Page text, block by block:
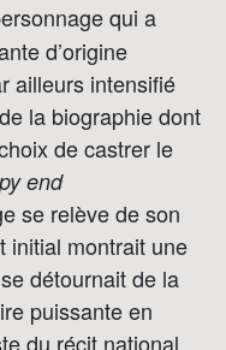
qui a
d’origine
ailleurs intensifié
la biographie dont
de castrer le
end
se relève de son
initial montrait une
détournait de la
puissante en
du récit national.